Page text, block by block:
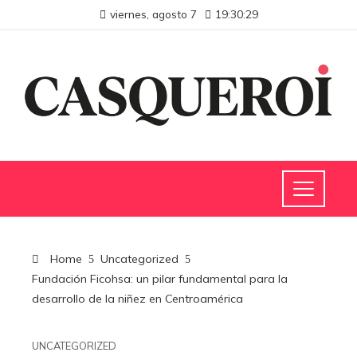
viernes, agosto 7 19:30:29
Home
Uncategorized
Fundación Ficohsa: un pilar fundamental para la
desarrollo de la niñez en Centroamérica
UNCATEGORIZED